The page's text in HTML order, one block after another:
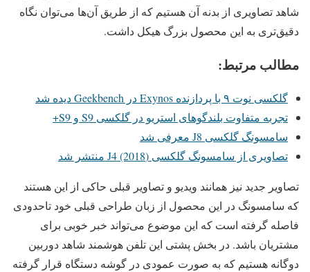
شاهد تصاویری از بدنه آن هستیم که از طریق آن‌ها می‌توان نگاه
دقیق‌تری به این محصول بزرگ هیکل داشت.
مطالب مرتبط:
گلکسی نوت ۹ با پردازنده Exynos در Geekbench دیده شد
تجربه متفاوت بلندگوهای استریو در گلکسی S9 و S9+
سامسونگ گلکسی J8 معرفی شد
تصاویری از سامسونگ گلکسی (J4 (2018 منتشر شد
تصاویر جدید نیز همانند ویدیو و تصاویر قبلی حاکی از این هستند
که سامسونگ در این محصول از زبان طراحی قبلی خود تاحدودی
فاصله گرفته است که این موضوع می‌تواند خبر خوبی برای
مشتریان باشد. در بخش پشتی این تلفن هوشمند شاهد دوربین
دوگانه هستیم که به صورت عمودی در گوشه دستگاه قرار گرفته